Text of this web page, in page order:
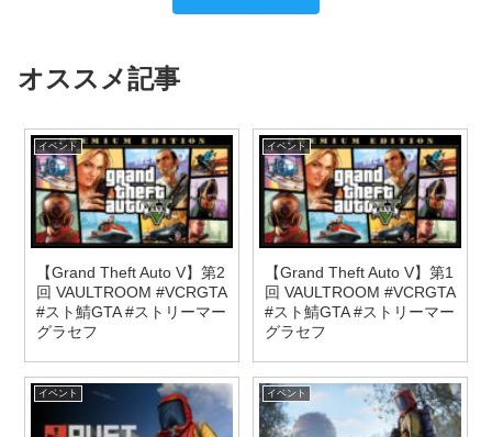
オススメ記事
イベント
【Grand Theft Auto V】第2
回 VAULTROOM #VCRGTA
#スト鯖GTA #ストリーマー
グラセフ
イベント
【Grand Theft Auto V】第1
回 VAULTROOM #VCRGTA
#スト鯖GTA #ストリーマー
グラセフ
イベント イベント